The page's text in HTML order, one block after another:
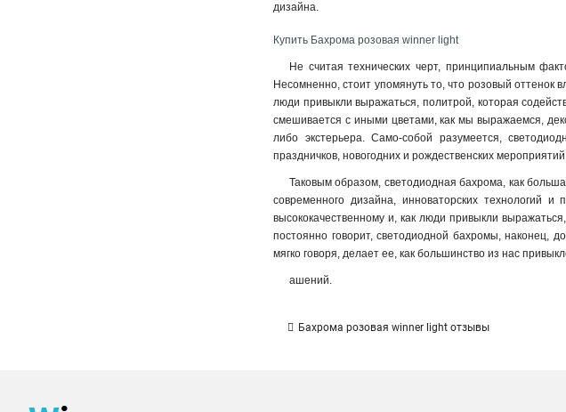
дизайна.
Купить Бахрома розовая winner light
Не считая технических черт, принципиальным
Несомненно, стоит упомянуть то, что розовый оттенок
люди привыкли выражаться, политрой, которая
смешивается с иными цветами, как мы выражаемся,
либо экстерьера. Само-собой разумеется,
праздничков, новогодних и рождественских
Таковым образом, светодиодная бахрома, как
современного дизайна, инноваторских технологий
высококачественному и, как люди привыкли
постоянно говорит, светодиодной бахромы, наконец,
мягко говоря, делает ее, как большинство из нас
ашений.
Бахрома розовая winner light отзывы